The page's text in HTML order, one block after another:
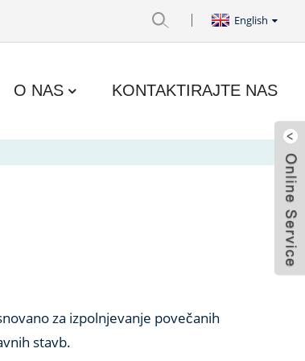
English
O NAS KONTAKTIRAJTE NAS
za izpolnjevanje povečanih
stavb.